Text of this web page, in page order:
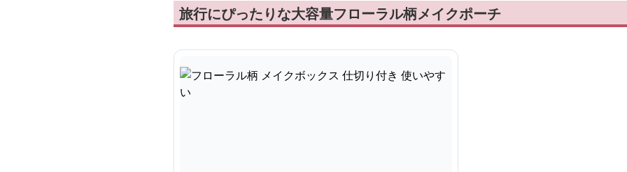
旅行にぴったりな大容量フローラル柄メイクポーチ